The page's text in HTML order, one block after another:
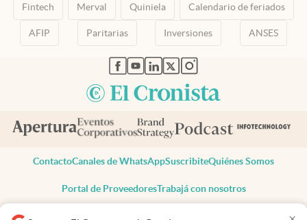
Fintech Merval Quiniela Calendario de feriados
AFIP Paritarias Inversiones ANSES
abre en nueva pestaña
abre en nueva pestaña
abre en nueva pestaña
abre en nueva pestaña
abre en nueva pestaña
ContactoCanales de WhatsAppSuscribiteQuiénes Somos
Portal de ProveedoresTrabajá con nosotros